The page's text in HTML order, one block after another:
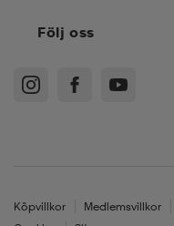
Följ oss
Köpvillkor Medlemsvillkor